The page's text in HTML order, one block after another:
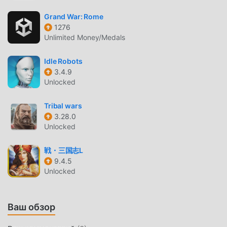
миру, которым нравятся игры strategy. Если вы хотите
скачать эту игру, так как это крупнейший в мире сайт
бесплатной загрузки мод apk - moddroid - ваш лучший
последнюю версию Stormfall 1.73.0 бесплатно, но также
бесплатно предоставляет мод Free, помогая вам
сохранить повторяющуюся механическую задачу в
радостью, которую приносит сама игра. moddroid
обещает, что любой мод Stormfall не будет взимать
плату с игроков, и он на 100% безопасен, доступен и
бесплатен для установки. Просто скачайте клиент
moddroid, вы можете загрузить и установить Stormfall
1.73.0 одним щелчком мыши. Чего же вы ждете,
УНИКАЛЬНЫЙ ИГРОВОЙ ПРОЦЕСС
Stormfall Будучи популярной игрой strategy, ее
Grand War: Rome
1276
Unlimited Money/Medals
Idle Robots
3.4.9
Unlocked
Tribal wars
3.28.0
Unlocked
戦・三国志L
9.4.5
Unlocked
Ваш обзор